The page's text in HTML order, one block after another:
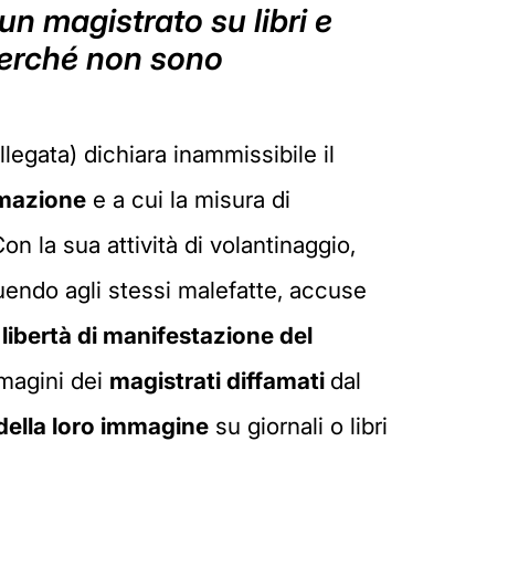
magistrato su libri e
non sono
dichiara inammissibile il
e a cui la misura di
la sua attività di volantinaggio,
agli stessi malefatte, accuse
libertà di manifestazione del
dei magistrati diffamati dal
loro immagine su giornali o libri